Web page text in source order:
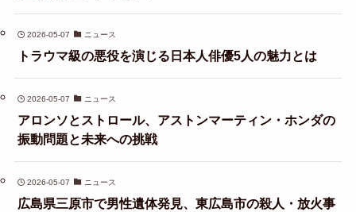
2026-05-07 ニュース
トラウマ級の悪役を演じる日本人俳優5人の魅力とは
2026-05-07 ニュース
アロンソとストロール、アストンマーティン・ホンダの
振動問題と未来への挑戦
2026-05-07 ニュース
広島県三原市で男性遺体発見、東広島市の殺人・放火事